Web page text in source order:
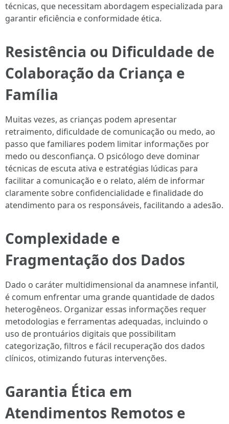
técnicas, que necessitam abordagem especializada para
garantir eficiência e conformidade ética.
Resistência ou Dificuldade de
Colaboração da Criança e
Família
Muitas vezes, as crianças podem apresentar
retraimento, dificuldade de comunicação ou medo, ao
passo que familiares podem limitar informações por
medo ou desconfiança. O psicólogo deve dominar
técnicas de escuta ativa e estratégias lúdicas para
facilitar a comunicação e o relato, além de informar
claramente sobre confidencialidade e finalidade do
atendimento para os responsáveis, facilitando a adesão.
Complexidade e
Fragmentação dos Dados
Dado o caráter multidimensional da anamnese infantil,
é comum enfrentar uma grande quantidade de dados
heterogêneos. Organizar essas informações requer
metodologias e ferramentas adequadas, incluindo o
uso de prontuários digitais que possibilitam
categorização, filtros e fácil recuperação dos dados
clínicos, otimizando futuras intervenções.
Garantia Ética em
Atendimentos Remotos e